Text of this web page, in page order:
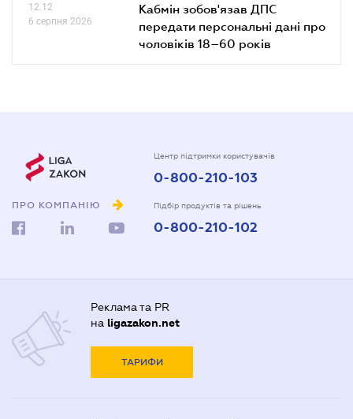
12.12
6 серпня 2026
Кабмін зобов'язав ДПС
передати персональні дані про
чоловіків 18–60 років
ПРО КОМПАНІЮ
Центр підтримки користувачів
0-800-210-103
Підбір продуктів та рішень
0-800-210-102
Реклама та PR
на ligazakon.net
ТАРИФИ